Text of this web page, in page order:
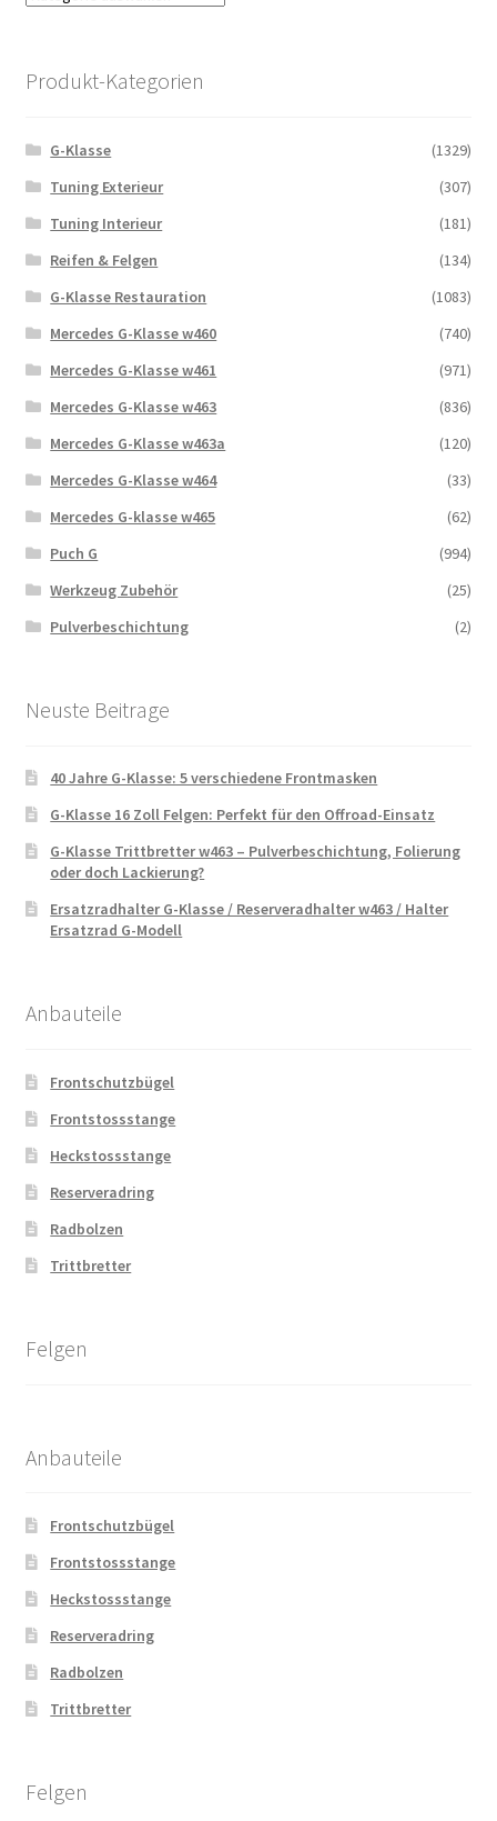
Produkt-Kategorien
G-Klasse
(1329)
Tuning Exterieur
(307)
Tuning Interieur
(181)
Reifen & Felgen
(134)
G-Klasse Restauration
(1083)
Mercedes G-Klasse w460
(740)
Mercedes G-Klasse w461
(971)
Mercedes G-Klasse w463
(836)
Mercedes G-Klasse w463a
(120)
Mercedes G-Klasse w464
(33)
Mercedes G-klasse w465
(62)
Puch G
(994)
Werkzeug Zubehör
(25)
Pulverbeschichtung
(2)
Neuste Beitrage
40 Jahre G-Klasse: 5 verschiedene Frontmasken
G-Klasse 16 Zoll Felgen: Perfekt für den Offroad-Einsatz
G-Klasse Trittbretter w463 – Pulverbeschichtung, Folierung
oder doch Lackierung?
Ersatzradhalter G-Klasse / Reserveradhalter w463 / Halter
Ersatzrad G-Modell
Anbauteile
Frontschutzbügel
Frontstossstange
Heckstossstange
Reserveradring
Radbolzen
Trittbretter
Felgen
Anbauteile
Frontschutzbügel
Frontstossstange
Heckstossstange
Reserveradring
Radbolzen
Trittbretter
Felgen